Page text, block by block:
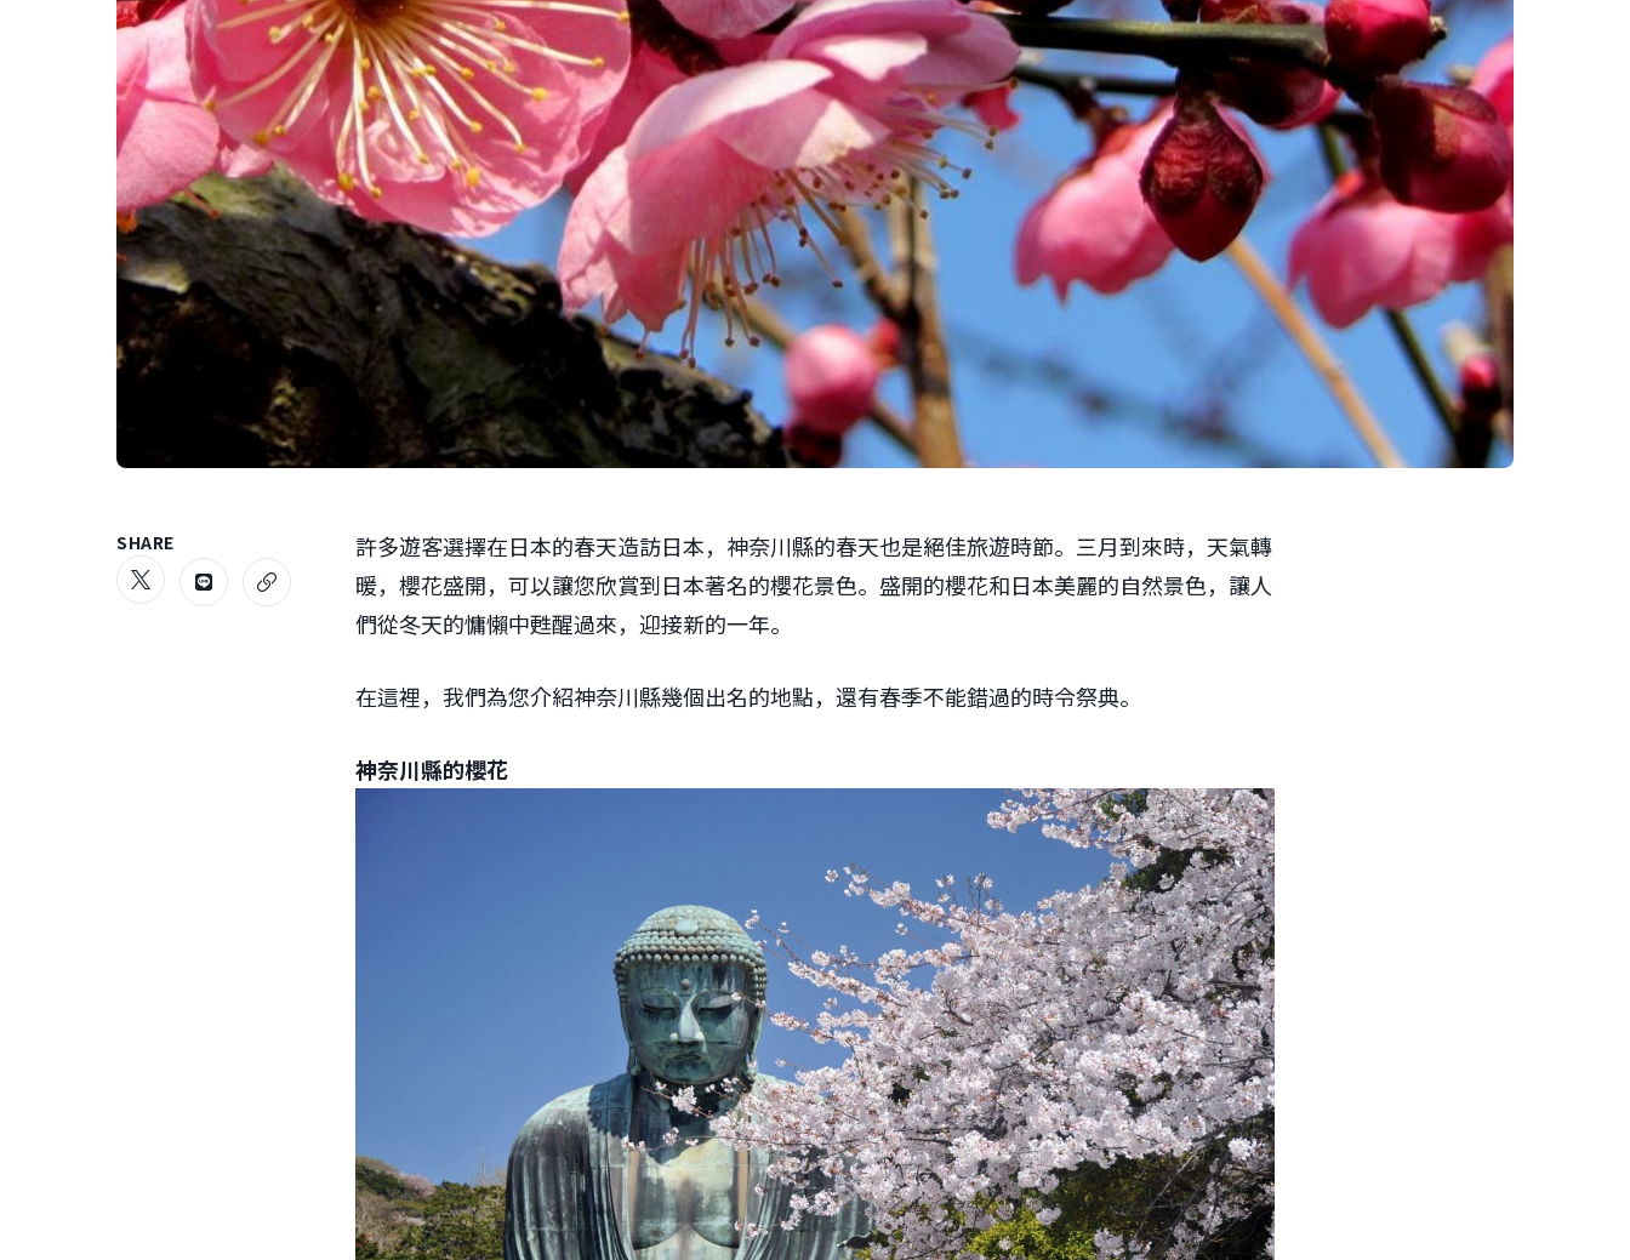
許多遊客選擇在日本的春天造訪日本，神奈川縣的春天也是絕佳旅遊時節。三月到來時，天氣轉
暖，櫻花盛開，可以讓您欣賞到日本著名的櫻花景色。盛開的櫻花和日本美麗的自然景色，讓人
們從冬天的慵懶中甦醒過來，迎接新的一年。
在這裡，我們為您介紹神奈川縣幾個出名的地點，還有春季不能錯過的時令祭典。
神奈川縣的櫻花
SHARE